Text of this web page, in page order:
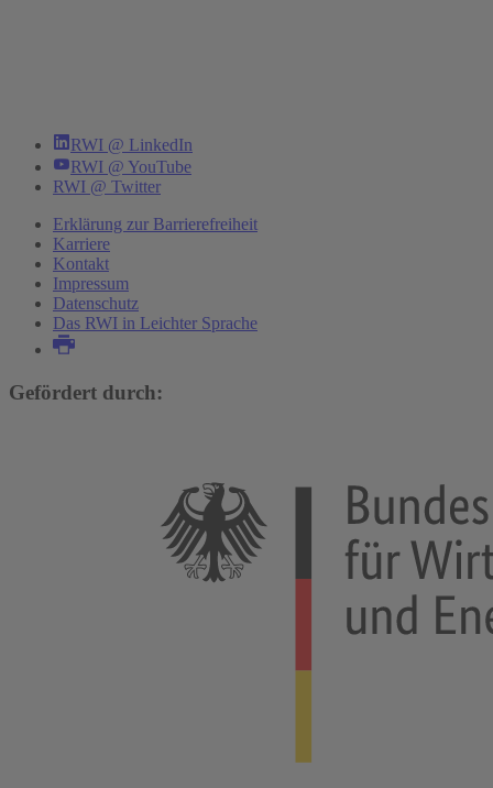
RWI @ LinkedIn
RWI @ YouTube
RWI @ Twitter
Erklärung zur Barrierefreiheit
Karriere
Kontakt
Impressum
Datenschutz
Das RWI in Leichter Sprache
Gefördert durch: